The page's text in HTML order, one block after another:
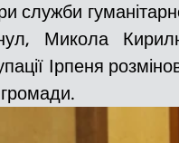
служби
Микола
Ірпеня
громади.